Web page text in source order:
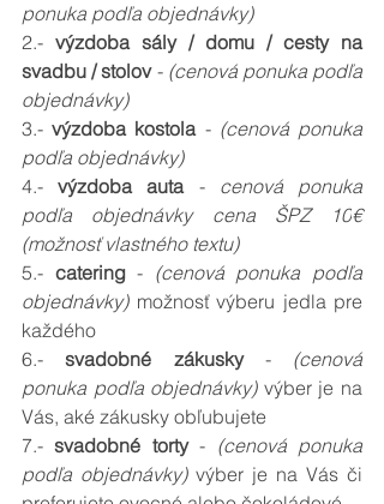
ponuka podľa objednávky)
2.- výzdoba sály / domu / cesty na
svadbu / stolov - (cenová ponuka podľa
objednávky)
3.- výzdoba kostola - (cenová ponuka
podľa objednávky)
4.- výzdoba auta - cenová ponuka
podľa objednávky cena ŠPZ 10€
(možnosť vlastného textu)
5.- catering - (cenová ponuka podľa
objednávky) možnosť výberu jedla pre
každého
6.- svadobné zákusky - (cenová
ponuka podľa objednávky) výber je na
Vás, aké zákusky obľubujete
7.- svadobné torty - (cenová ponuka
podľa objednávky) výber je na Vás či